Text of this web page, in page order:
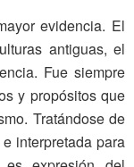
evidencia. El
antiguas, el
Fue siempre
y propósitos que
Tratándose de
interpretada para